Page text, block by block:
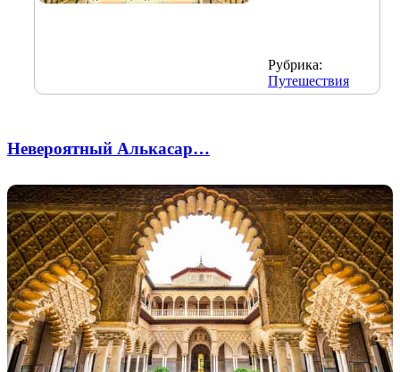
Рубрика:
Путешествия
Невероятный Алькасар…